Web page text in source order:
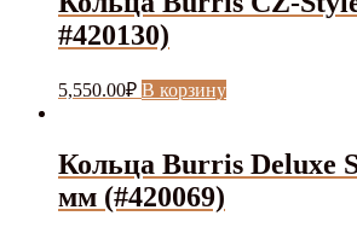
#420130)
5,550.00₽ В корзину
Кольца Burris Deluxe
мм (#420069)